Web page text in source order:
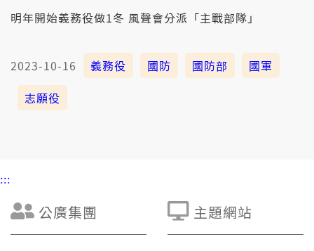
明年開始義務役做1冬 風聲會分派「主戰部隊」
2023-10-16 義務役 國防 國防部
國軍
志願役
:::
公廣集團 主題網站